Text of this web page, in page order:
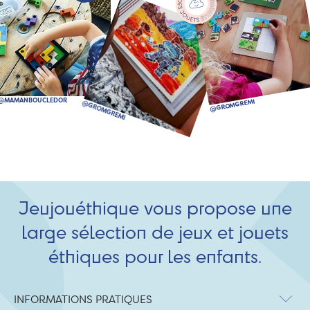
Jeujouéthique vous propose une
large sélection de jeux et jouets
éthiques pour les enfants.
INFORMATIONS PRATIQUES